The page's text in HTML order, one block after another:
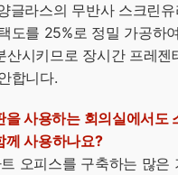
글라스의 무반사 스크린
도를 25%로 정밀 가공하
산시키므로 장시간 프레젠
합니다.
을 사용하는 회의실에서도
께 사용하나요?
오피스를 구축하는 많은